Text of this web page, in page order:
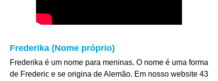
Frederika (Nome próprio)
Frederika é um nome para meninas. O nome é uma forma
de Frederic e se origina de Alemão. Em nosso website 43